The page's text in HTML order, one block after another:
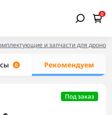
0
и запчасти для дронов
0 Рекомендуем
Под заказ